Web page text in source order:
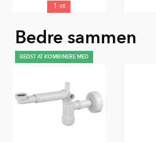
1 st
Bedre sammen
BEDST AT KOMBINERE MED